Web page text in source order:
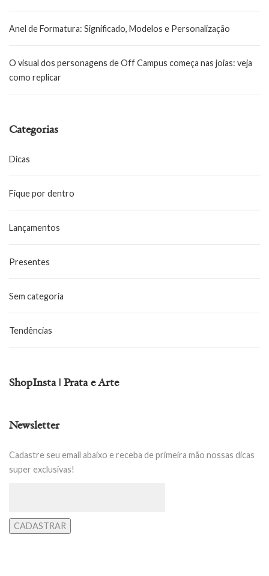
Anel de Formatura: Significado, Modelos e Personalização
O visual dos personagens de Off Campus começa nas joias: veja
como replicar
Categorias
Dicas
Fique por dentro
Lançamentos
Presentes
Sem categoria
Tendências
ShopInsta | Prata e Arte
Newsletter
Cadastre seu email abaixo e receba de primeira mão nossas dicas
super exclusivas!